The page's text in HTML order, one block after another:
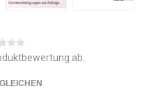
ab.